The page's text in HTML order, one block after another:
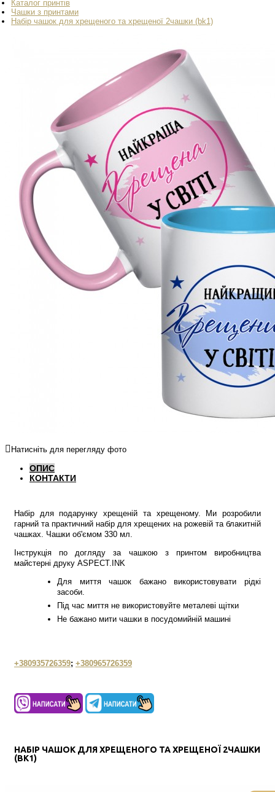
Каталог принтів
Чашки з принтами
Набір чашок для хрещеного та хрещеної 2чашки (bk1)
Натисніть для перегляду фото
ОПИС
КОНТАКТИ
Набір для подарунку хрещеній та хрещеному. Ми розробили
гарний та практичний набір для хрещених на рожевій та блакитній
чашках. Чашки об'ємом 330 мл.
Інструкція по догляду за чашкою з принтом виробництва
майстерні друку ASPECT.INK
Для миття чашок бажано використовувати рідкі
засоби.
Під час миття не використовуйте металеві щітки
Не бажано мити чашки в посудомийній машині
+380935726359; +380965726359
НАБІР ЧАШОК ДЛЯ ХРЕЩЕНОГО ТА ХРЕЩЕНОЇ 2ЧАШКИ
(BK1)